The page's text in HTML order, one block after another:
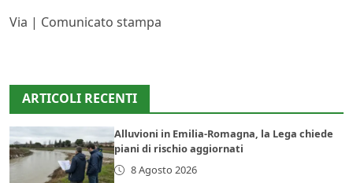
Via | Comunicato stampa
ARTICOLI RECENTI
Alluvioni in Emilia-Romagna, la Lega chiede
piani di rischio aggiornati
8 Agosto 2026